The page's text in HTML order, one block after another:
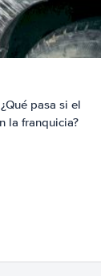
pasa si el
la franquicia?